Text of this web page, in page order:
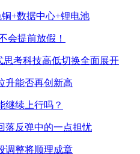
+数据中心+锂电池
会提前放假！
思考科技高低切换全面展开
升能否再创新高
继续上行吗？
落反弹中的一点担忧
调整将顺理成章